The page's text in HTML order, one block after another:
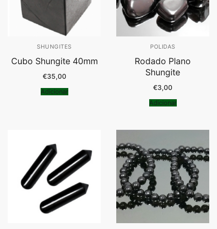
SHUNGITES
Cubo Shungite 40mm
€35,00
Adicionar
POLIDAS
Rodado Plano
Shungite
€3,00
Adicionar